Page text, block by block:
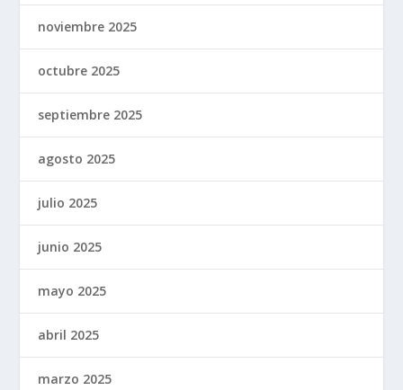
noviembre 2025
octubre 2025
septiembre 2025
agosto 2025
julio 2025
junio 2025
mayo 2025
abril 2025
marzo 2025